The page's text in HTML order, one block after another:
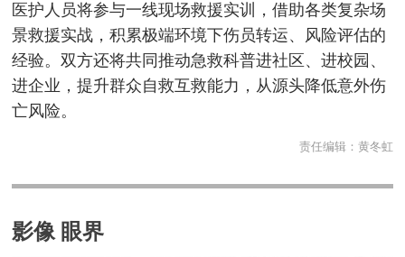
医护人员将参与一线现场救援实训，借助各类复杂场
景救援实战，积累极端环境下伤员转运、风险评估的
经验。双方还将共同推动急救科普进社区、进校园、
进企业，提升群众自救互救能力，从源头降低意外伤
亡风险。
责任编辑： 黄冬虹
影像 眼界